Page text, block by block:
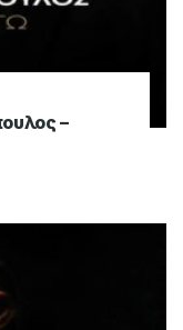
–